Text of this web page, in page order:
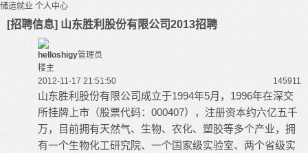
储运就业 个人中心
[招聘信息] 山东胜利股份有限公司2013招聘
helloshigy管理员
楼主
2012-11-17 21:51:50
145911
山东胜利股份有限公司成立于1994年5月，1996年在深交
所挂牌上市（股票代码：000407），注册资本约六亿五千
万，目前拥有天然气、生物、农化、塑胶等多个产业，拥
有一个生物化工研究院、一个国家级实验室、两个省级实